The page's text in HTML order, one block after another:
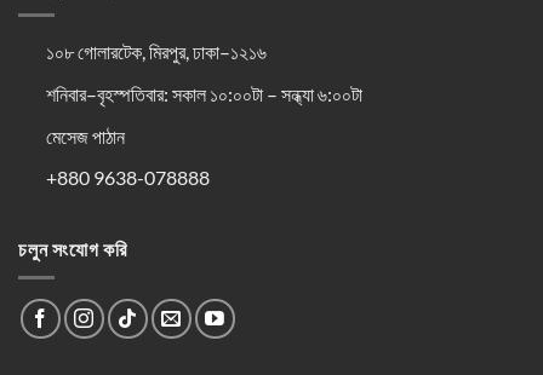
১০৮ গোলারটেক, মিরপুর, ঢাকা–১২১৬
শনিবার–বৃহস্পতিবার: সকাল ১০:০০টা – সন্ধ্যা ৬:০০টা
মেসেজ পাঠান
+880 9638-078888
চলুন সংযোগ করি